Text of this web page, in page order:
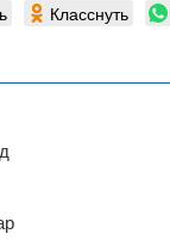
Класснуть